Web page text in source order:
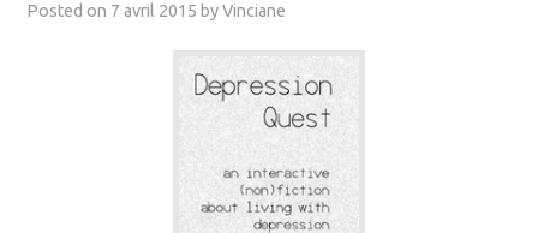
Posted on 7 avril 2015 byVinciane